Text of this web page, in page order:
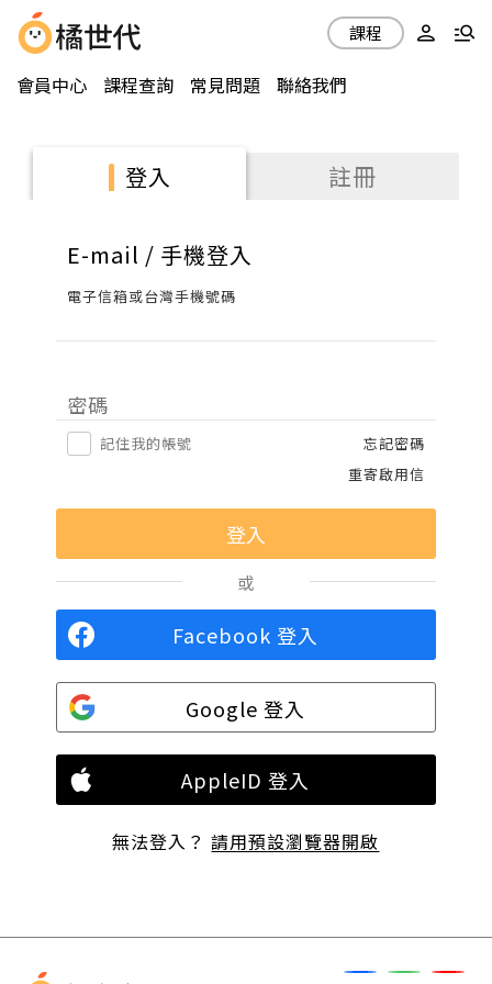
會員中心 課程查詢 常見問題 聯絡我們
課程
登入 註冊
E-mail / 手機登入
電子信箱或台灣手機號碼
密碼
記住我的帳號
忘記密碼
重寄啟用信
或
Facebook 登入
Google 登入
AppleID 登入
無法登入？請用預設瀏覽器開啟